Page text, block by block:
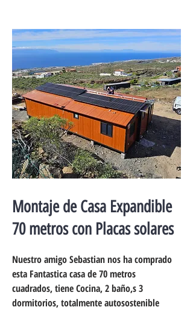
Montaje de Casa Expandible
70 metros con Placas solares
Nuestro amigo Sebastian nos ha comprado
esta Fantastica casa de 70 metros
cuadrados, tiene Cocina, 2 baño,s 3
dormitorios, totalmente autosostenible